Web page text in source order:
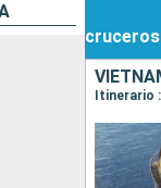
cruceros
Itinerario